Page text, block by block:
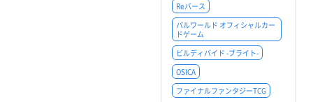
Reバース
パルワールド オフィシャルカー
ドゲーム
ビルディバイド -ブライト-
OSICA
ファイナルファンタジーTCG